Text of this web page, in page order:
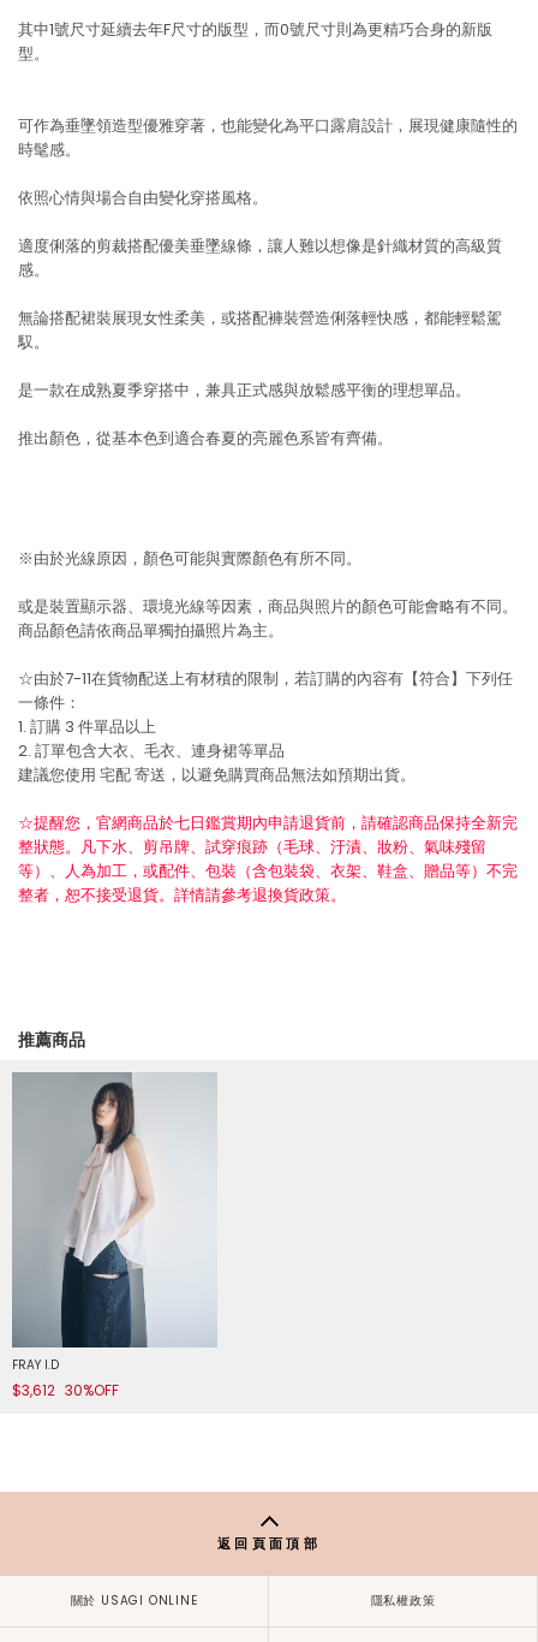
其中1號尺寸延續去年F尺寸的版型，而0號尺寸則為更精巧合身的新版
型。
可作為垂墜領造型優雅穿著，也能變化為平口露肩設計，展現健康隨性的
時髦感。
依照心情與場合自由變化穿搭風格。
適度俐落的剪裁搭配優美垂墜線條，讓人難以想像是針織材質的高級質
感。
無論搭配裙裝展現女性柔美，或搭配褲裝營造俐落輕快感，都能輕鬆駕
馭。
是一款在成熟夏季穿搭中，兼具正式感與放鬆感平衡的理想單品。
推出顏色，從基本色到適合春夏的亮麗色系皆有齊備。
※由於光線原因，顏色可能與實際顏色有所不同。
或是裝置顯示器、環境光線等因素，商品與照片的顏色可能會略有不同。
商品顏色請依商品單獨拍攝照片為主。
☆由於7-11在貨物配送上有材積的限制，若訂購的內容有【符合】下列任
一條件：
1. 訂購 3 件單品以上
2. 訂單包含大衣、毛衣、連身裙等單品
建議您使用 宅配寄送，以避免購買商品無法如預期出貨。
☆提醒您，官網商品於七日鑑賞期內申請退貨前，請確認商品保持全新完
整狀態。凡下水、剪吊牌、試穿痕跡（毛球、汙漬、妝粉、氣味殘留
等）、人為加工，或配件、包裝（含包裝袋、衣架、鞋盒、贈品等）不完
整者，恕不接受退貨。詳情請參考退換貨政策。
推薦商品
FRAY I.D
$3,612 30%OFF
返回頁面頂部
關於 USAGI ONLINE 隱私權政策